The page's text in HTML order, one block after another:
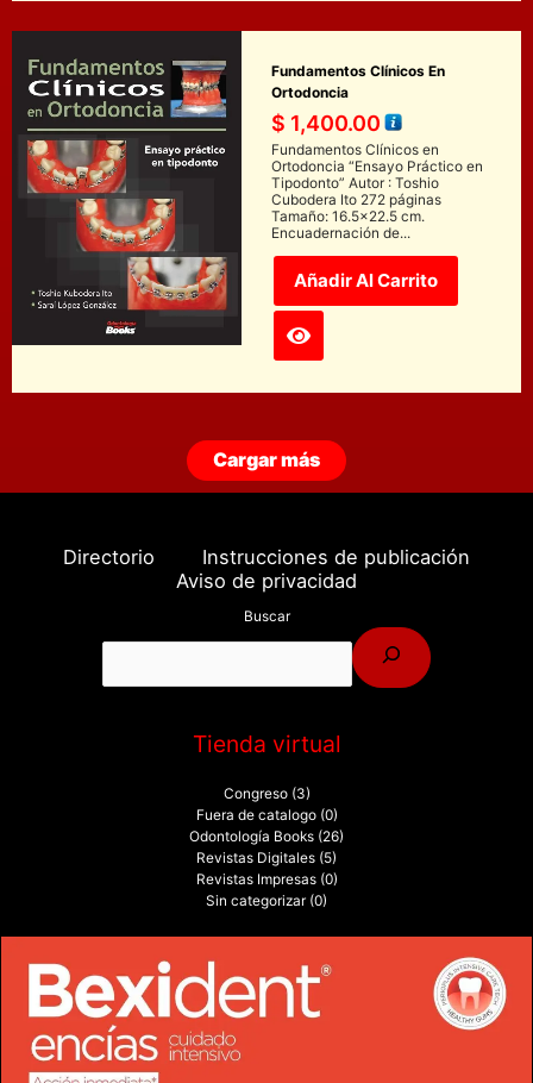
Fundamentos Clínicos En
Ortodoncia
$ 1,400.00
Fundamentos Clínicos en
Ortodoncia “Ensayo Práctico en
Tipodonto” Autor : Toshio
Cubodera Ito 272 páginas
Tamaño: 16.5x22.5 cm.
Encuadernación de...
Añadir Al Carrito
Cargar más
Directorio
Instrucciones de publicación
Aviso de privacidad
Buscar
Tienda virtual
Congreso (3)
Fuera de catalogo (0)
Odontología Books (26)
Revistas Digitales (5)
Revistas Impresas (0)
Sin categorizar (0)